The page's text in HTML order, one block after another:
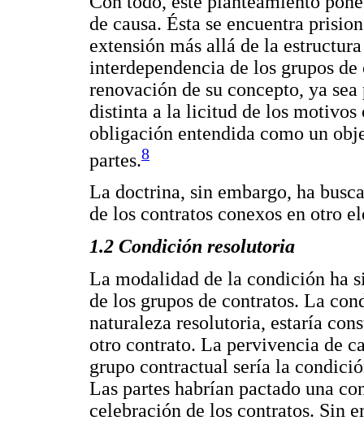
de causa. Ésta se encuentra
extensión más allá de la
interdependencia de los grupos
renovación de su concepto, ya
distinta a la licitud de los motivos
obligación entendida como un
partes.8
La doctrina, sin embargo, ha
de los contratos conexos en otro
1.2 Condición resolutoria
La modalidad de la condición ha
de los grupos de contratos. La
naturaleza resolutoria, estaría
otro contrato. La pervivencia de
grupo contractual sería la
Las partes habrían pactado una
celebración de los contratos. Sin